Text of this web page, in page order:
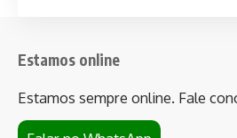
Estamos online
Estamos sempre online. Fale